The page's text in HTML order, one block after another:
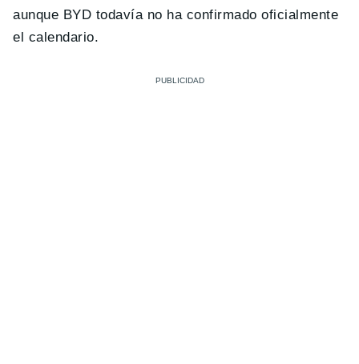
aunque BYD todavía no ha confirmado oficialmente
el calendario.